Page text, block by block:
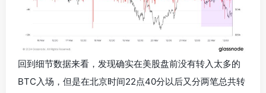
回到细节数据来看，发现确实在美股盘前没有转入太多的
BTC入场，但是在北京时间22点40分以后又分两笔总共转